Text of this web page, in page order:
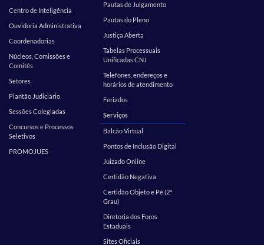
Centro de Inteligência
Ouvidoria Administrativa
Coordenadorias
Núcleos, Comissões e
Comitês
Setores
Plantão Judiciário
Sessões Colegiadas
Concursos e Processos
Seletivos
PROMOJUES
Pautas de Julgamento
Pautas do Pleno
Justiça Aberta
Tabelas Processuais
Unificadas CNJ
Telefones, endereços e
horários de atendimento
Feriados
Serviços
Balcão Virtual
Pontos de Inclusão Digital
Juizado Online
Certidão Negativa
Certidão Objeto e Pé (2º
Grau)
Diretoria dos Foros
Estaduais
Sites Oficiais